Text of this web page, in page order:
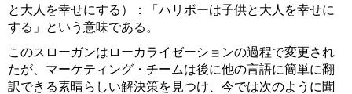
と大人を幸せにする）：「ハリボーは子供と大人を幸せに
する」という意味である。
このスローガンはローカライゼーションの過程で変更され
たが、マーケティング・チームは後に他の言語に簡単に翻
訳できる素晴らしい解決策を見つけ、今では次のように聞